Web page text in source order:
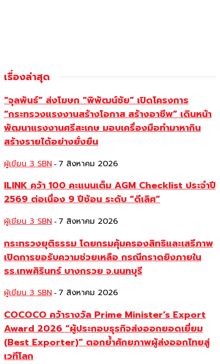
เรื่องล่าสุด
“จุลพันธ์” ส่งโฆษก “พิพัฒน์ชัย” เปิดโครงการ
“กระทรวงแรงงานสร้างโอกาส สร้างอาชีพ” เดินหน้า
พัฒนาแรงงานศรีสะเกษ มอบเครื่องมือทำมาหากิน
สร้างรายได้อย่างยั่งยืน
ผู้เขียน 3 SBN - 7 สิงหาคม 2026
ILINK คว้า 100 คะแนนเต็ม AGM Checklist ประจำปี
2569 ต่อเนื่อง 9 ปีซ้อน ระดับ “ดีเลิศ”
ผู้เขียน 3 SBN - 7 สิงหาคม 2026
กระทรวงยุติธรรม โดยกรมคุ้มครองสิทธิและเสรีภาพ
เปิดการขอรับความช่วยเหลือ กรณีกราดยิงภายใน
รร.เทพศิรินทร์ บางกรวย จ.นนทบุรี
ผู้เขียน 3 SBN - 7 สิงหาคม 2026
COCOCO คว้ารางวัล Prime Minister’s Export
Award 2026 “ผู้ประกอบธุรกิจส่งออกยอดเยี่ยม
(Best Exporter)” ตอกย้ำศักยภาพผู้ส่งออกไทยสู่
เวทีโลก